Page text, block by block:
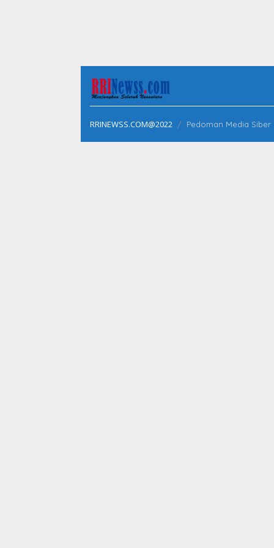
RRINEWSS.COM@2022 Pedoman Media Siber